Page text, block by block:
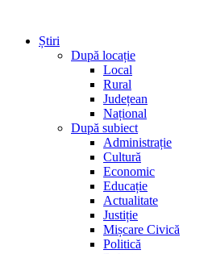
Știri
După locație
Local
Rural
Județean
Național
După subiect
Administrație
Cultură
Economic
Educație
Actualitate
Justiție
Mișcare Civică
Politică